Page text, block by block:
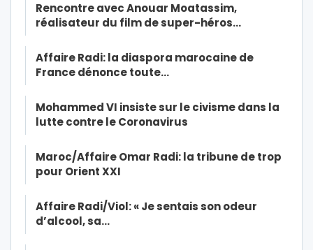
Rencontre avec Anouar Moatassim,
réalisateur du film de super-héros…
Affaire Radi: la diaspora marocaine de
France dénonce toute…
Mohammed VI insiste sur le civisme dans la
lutte contre le Coronavirus
Maroc/Affaire Omar Radi: la tribune de trop
pour Orient XXI
Affaire Radi/Viol: « Je sentais son odeur
d’alcool, sa…